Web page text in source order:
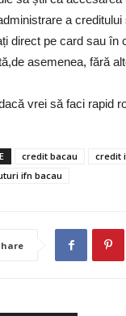
a
direct pe card sau în
asemenea, fără
vrei să faci rapid
credit bacau credit
ifn bacau